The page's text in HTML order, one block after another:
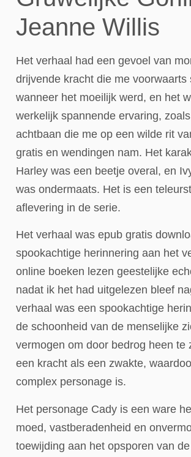
Jeanne Willis
Het verhaal had een gevoel van
drijvende kracht die me voorwaarts
wanneer het moeilijk werd, en het
werkelijk spannende ervaring,
achtbaan die me op een wilde rit
gratis en wendingen nam. Het
Harley was een beetje overal, en
was ondermaats. Het is een
aflevering in de serie.
Het verhaal was epub gratis
spookachtige herinnering aan het
online boeken lezen geestelijke
nadat ik het had uitgelezen bleef
verhaal was een spookachtige
de schoonheid van de menselijke
vermogen om door bedrog heen te
een kracht als een zwakte,
complex personage is.
Het personage Cady is een ware
moed, vastberadenheid en
toewijding aan het opsporen van